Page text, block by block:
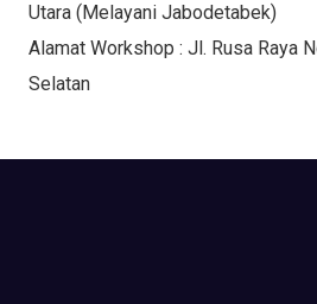
Utara (Melayani Jabodetabek)
Alamat Workshop : Jl. Rusa Raya
Selatan